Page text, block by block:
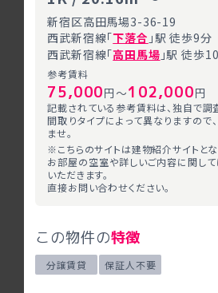
新宿区高田馬場3-36-19
西武新宿線「下落合 」駅 徒歩9分
西武新宿線「高田馬場 」駅 徒歩
参考賃料
75,000円～102,000円
記載されている参考賃料は、独自で調
間取りタイプによって異なりますの
ませ。
※こちらのサイトは建物紹介サイトとな
お部屋の空室や詳しいご内容に関し
いただきます。
直接お問い合わせください。
この物件の特徴
分譲賃貸 保証人不要